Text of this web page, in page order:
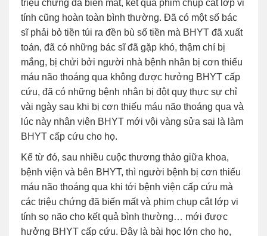
triệu chứng đã biến mất, kết quả phim chụp cắt lớp vi
tính cũng hoàn toàn bình thường. Đã có một số bác
sĩ phải bỏ tiền túi ra đền bù số tiền mà BHYT đã xuất
toán, đã có những bác sĩ đã gặp khó, thậm chí bị
mắng, bị chửi bởi người nhà bệnh nhân bị cơn thiếu
máu não thoáng qua không được hưởng BHYT cấp
cứu, đã có những bệnh nhân bị đột quỵ thực sự chỉ
vài ngày sau khi bị cơn thiếu máu não thoáng qua và
lúc này nhân viên BHYT mới vội vàng sửa sai là làm
BHYT cấp cứu cho họ.
Kể từ đó, sau nhiều cuộc thương thảo giữa khoa,
bệnh viện và bên BHYT, thì người bệnh bị cơn thiếu
máu não thoáng qua khi tới bệnh viện cấp cứu mà
các triệu chứng đã biến mất và phim chụp cắt lớp vi
tính sọ não cho kết quả bình thường… mới được
hưởng BHYT cấp cứu. Đây là bài học lớn cho họ,